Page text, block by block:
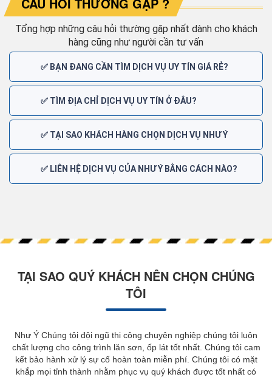
CÂU HỎI THƯỜNG GẶP ?
Tổng hợp những câu hỏi thường gặp nhất dành cho khách
hàng cũng như người cần tư vấn
✅ BẠN ĐANG CẦN TÌM DỊCH VỤ UY TÍN GIÁ RẺ?
✅ TÌM ĐỊA CHỈ DỊCH VỤ UY TÍN Ở ĐÂU?
✅ TẠI SAO KHÁCH HÀNG CHỌN DỊCH VỤ NHƯ Ý
✅ LIÊN HỆ DỊCH VỤ CỦA NHƯ Ý BẰNG CÁCH NÀO?
TẠI SAO QUÝ KHÁCH NÊN CHỌN CHÚNG
TÔI
Như Ý Chúng tôi đội ngũ thi công chuyên nghiệp chúng tôi luôn
chất lượng cho công trình lăn sơn, ốp lát tốt nhất. Chúng tôi cam
kết bảo hành xử lý sự cố hoàn toàn miễn phí. Chúng tôi có mặt
khắp mọi tỉnh thành nhằm phục vụ quý khách được tốt nhất có